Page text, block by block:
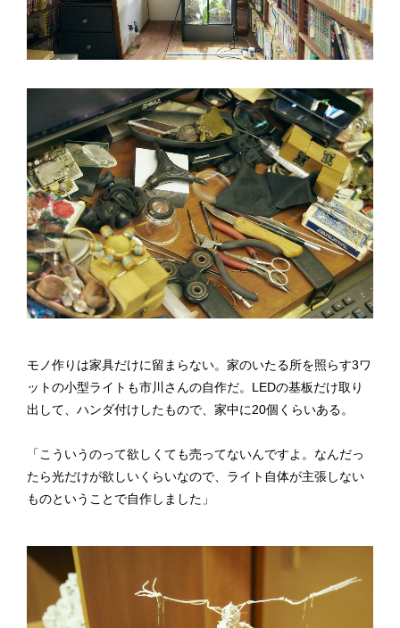
モノ作りは家具だけに留まらない。家のいたる所を照らす3ワ
ットの小型ライトも市川さんの自作だ。LEDの基板だけ取り
出して、ハンダ付けしたもので、家中に20個くらいある。
「こういうのって欲しくても売ってないんですよ。なんだっ
たら光だけが欲しいくらいなので、ライト自体が主張しない
ものということで自作しました」